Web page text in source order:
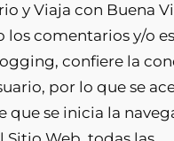
y Viaja con Buena
los comentarios y/o
confiere la
por lo que se
que se inicia la